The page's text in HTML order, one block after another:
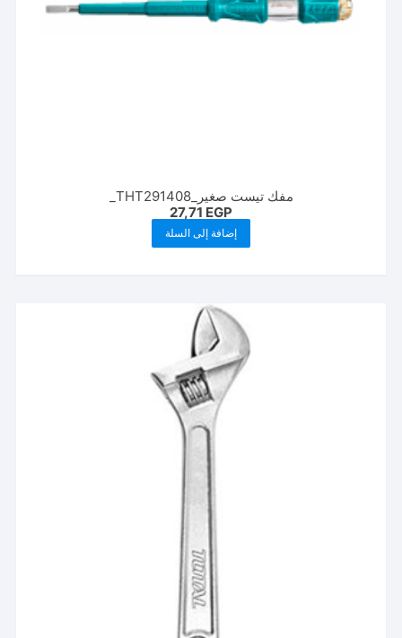
مفك تيست صغير_THT291408_
27,71 EGP
إضافة إلى السلة